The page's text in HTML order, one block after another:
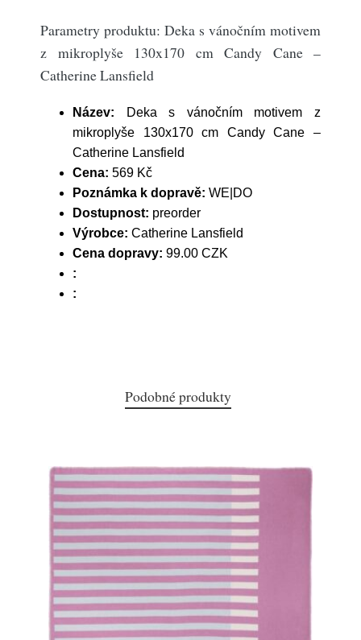
Parametry produktu: Deka s vánočním motivem
z mikroplyše 130x170 cm Candy Cane –
Catherine Lansfield
Název: Deka s vánočním motivem z
mikroplyše 130x170 cm Candy Cane –
Catherine Lansfield
Cena: 569 Kč
Poznámka k dopravě: WE|DO
Dostupnost: preorder
Výrobce: Catherine Lansfield
Cena dopravy: 99.00 CZK
:
:
Podobné produkty